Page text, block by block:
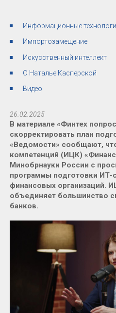
Информационные
Импортозамещение
Искусственный интеллект
О Наталье Касперской
Видео
26.02.2025
В материале «Финтех
скорректировать план
«Ведомости» сообщают,
компетенций (ИЦК)
Минобрнауки России с
программы подготовки ИТ-
финансовых организаций.
объединяет большинство
банков.